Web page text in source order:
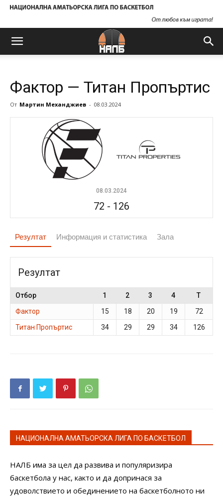
Фактор — Титан Пропъртис
От Мартин Механджиев - 08.03.2024
08.03.2024
72 - 126
Резултат Информация и статистика Зала
Резултат
Отбор 1 2 3 4
T
Фактор
15 18 20 19
72
Титан Пропъртис
34 29 29 34 126
НАЦИОНАЛНА АМАТЬОРСКА ЛИГА ПО БАСКЕТБОЛ
НАЛБ има за цел да развива и популяризира
баскетбола у нас, както и да допринася за
удоволствието и обединението на баскетболното ни